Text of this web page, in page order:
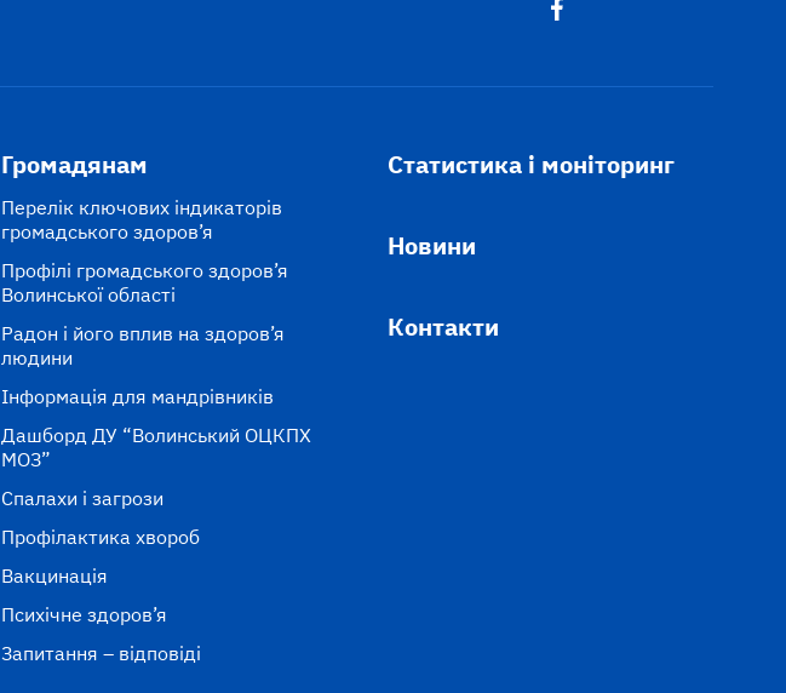
Громадянам
Перелік ключових індикаторів
громадського здоров’я
Профілі громадського здоров’я
Волинської області
Радон і його вплив на здоров’я
людини
Інформація для мандрівників
Дашборд ДУ “Волинський ОЦКПХ
МОЗ”
Спалахи і загрози
Профілактика хвороб
Вакцинація
Психічне здоров’я
Запитання – відповіді
Статистика і моніторинг
Новини
Контакти